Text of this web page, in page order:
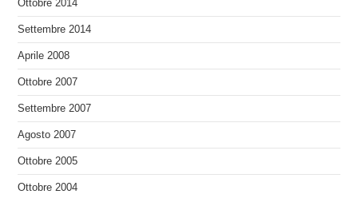
Ottobre 2014
Settembre 2014
Aprile 2008
Ottobre 2007
Settembre 2007
Agosto 2007
Ottobre 2005
Ottobre 2004